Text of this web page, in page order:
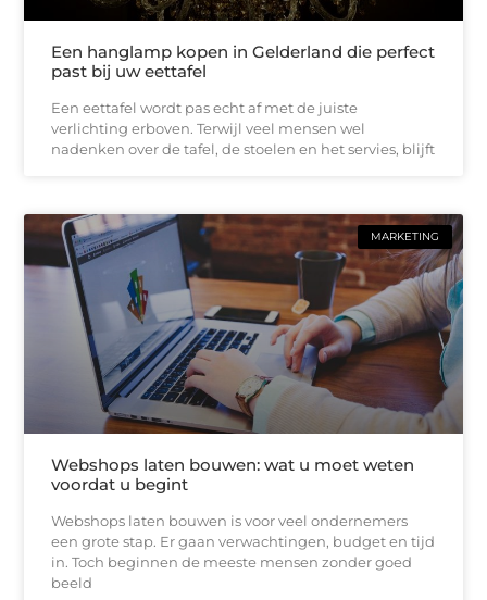
Een hanglamp kopen in Gelderland die perfect
past bij uw eettafel
Een eettafel wordt pas echt af met de juiste
verlichting erboven. Terwijl veel mensen wel
nadenken over de tafel, de stoelen en het servies, blijft
MARKETING
Webshops laten bouwen: wat u moet weten
voordat u begint
Webshops laten bouwen is voor veel ondernemers
een grote stap. Er gaan verwachtingen, budget en tijd
in. Toch beginnen de meeste mensen zonder goed
beeld